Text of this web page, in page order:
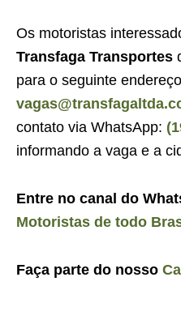
Os motoristas
Transfaga Transportes
para o seguinte
contato via WhatsApp:
informando a vaga e a
Entre no canal do
Motoristas de todo
Faça parte do nosso